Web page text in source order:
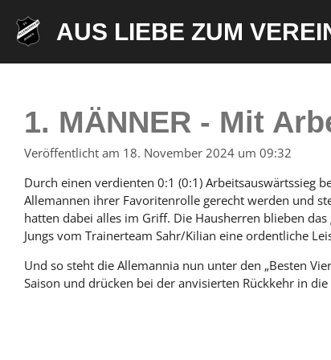
Zum
Hauptinhalt
springen
AUS LIEBE ZUM
1. MÄNNER - Mit
Veröffentlicht am 18. November 2024 um 09:32
Durch einen verdienten 0:1 (0:1) Arbeitsauswärtssieg
Allemannen ihrer Favoritenrolle gerecht werden und
hatten dabei alles im Griff. Die Hausherren blieben
Jungs vom Trainerteam Sahr/Kilian eine ordentliche
Und so steht die Allemannia nun unter den „Besten
Saison und drücken bei der anvisierten Rückkehr in